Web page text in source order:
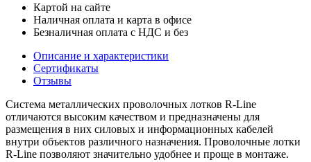
Картой на сайте
Наличная оплата и карта в офисе
Безналичная оплата с НДС и без
Описание и характеристики
Сертификаты
Отзывы
Система металлических проволочных лотков R-Line
отличаются высоким качеством и предназначены для
размещения в них силовых и информационных кабелей
внутри объектов различного назначения. Проволочные лотки
R-Line позволяют значительно удобнее и проще в монтаже.